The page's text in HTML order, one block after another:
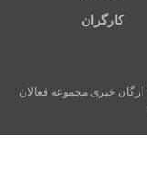
کارگران
ارگان خبری مجموعه فعالان